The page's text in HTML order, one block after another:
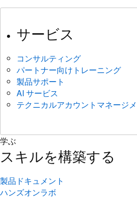
サービス
コンサルティング
パートナー向けトレーニング
製品サポート
AI サービス
テクニカルアカウントマネージ
学ぶ
スキルを構築する
製品ドキュメント
ハンズオンラボ